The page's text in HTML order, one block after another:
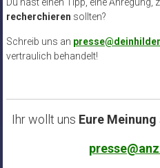
recherchieren sollten?
Schreib uns an
vertraulich behandelt!
Ihr wollt uns Eure Meinung